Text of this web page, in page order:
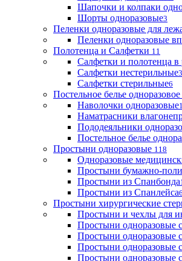
Шапочки и колпаки
Шорты одноразовые3
Пеленки одноразовые для
Пеленки одноразовые
Полотенца и Салфетки 11
Салфетки и полотенца в
Салфетки нестерильные3
Салфетки стерильные6
Постельное белье одноразовое
Наволочки одноразовые1
Наматрасники
Пододеяльники
Постельное белье
Простыни одноразовые 118
Одноразовые
Простыни бумажно-
Простыни из Спанбонда
Простыни из Спанлейса6
Простыни хирургические
Простыни и чехлы для
Простыни одноразовые
Простыни одноразовые
Простыни одноразовые
Простыни одноразовые